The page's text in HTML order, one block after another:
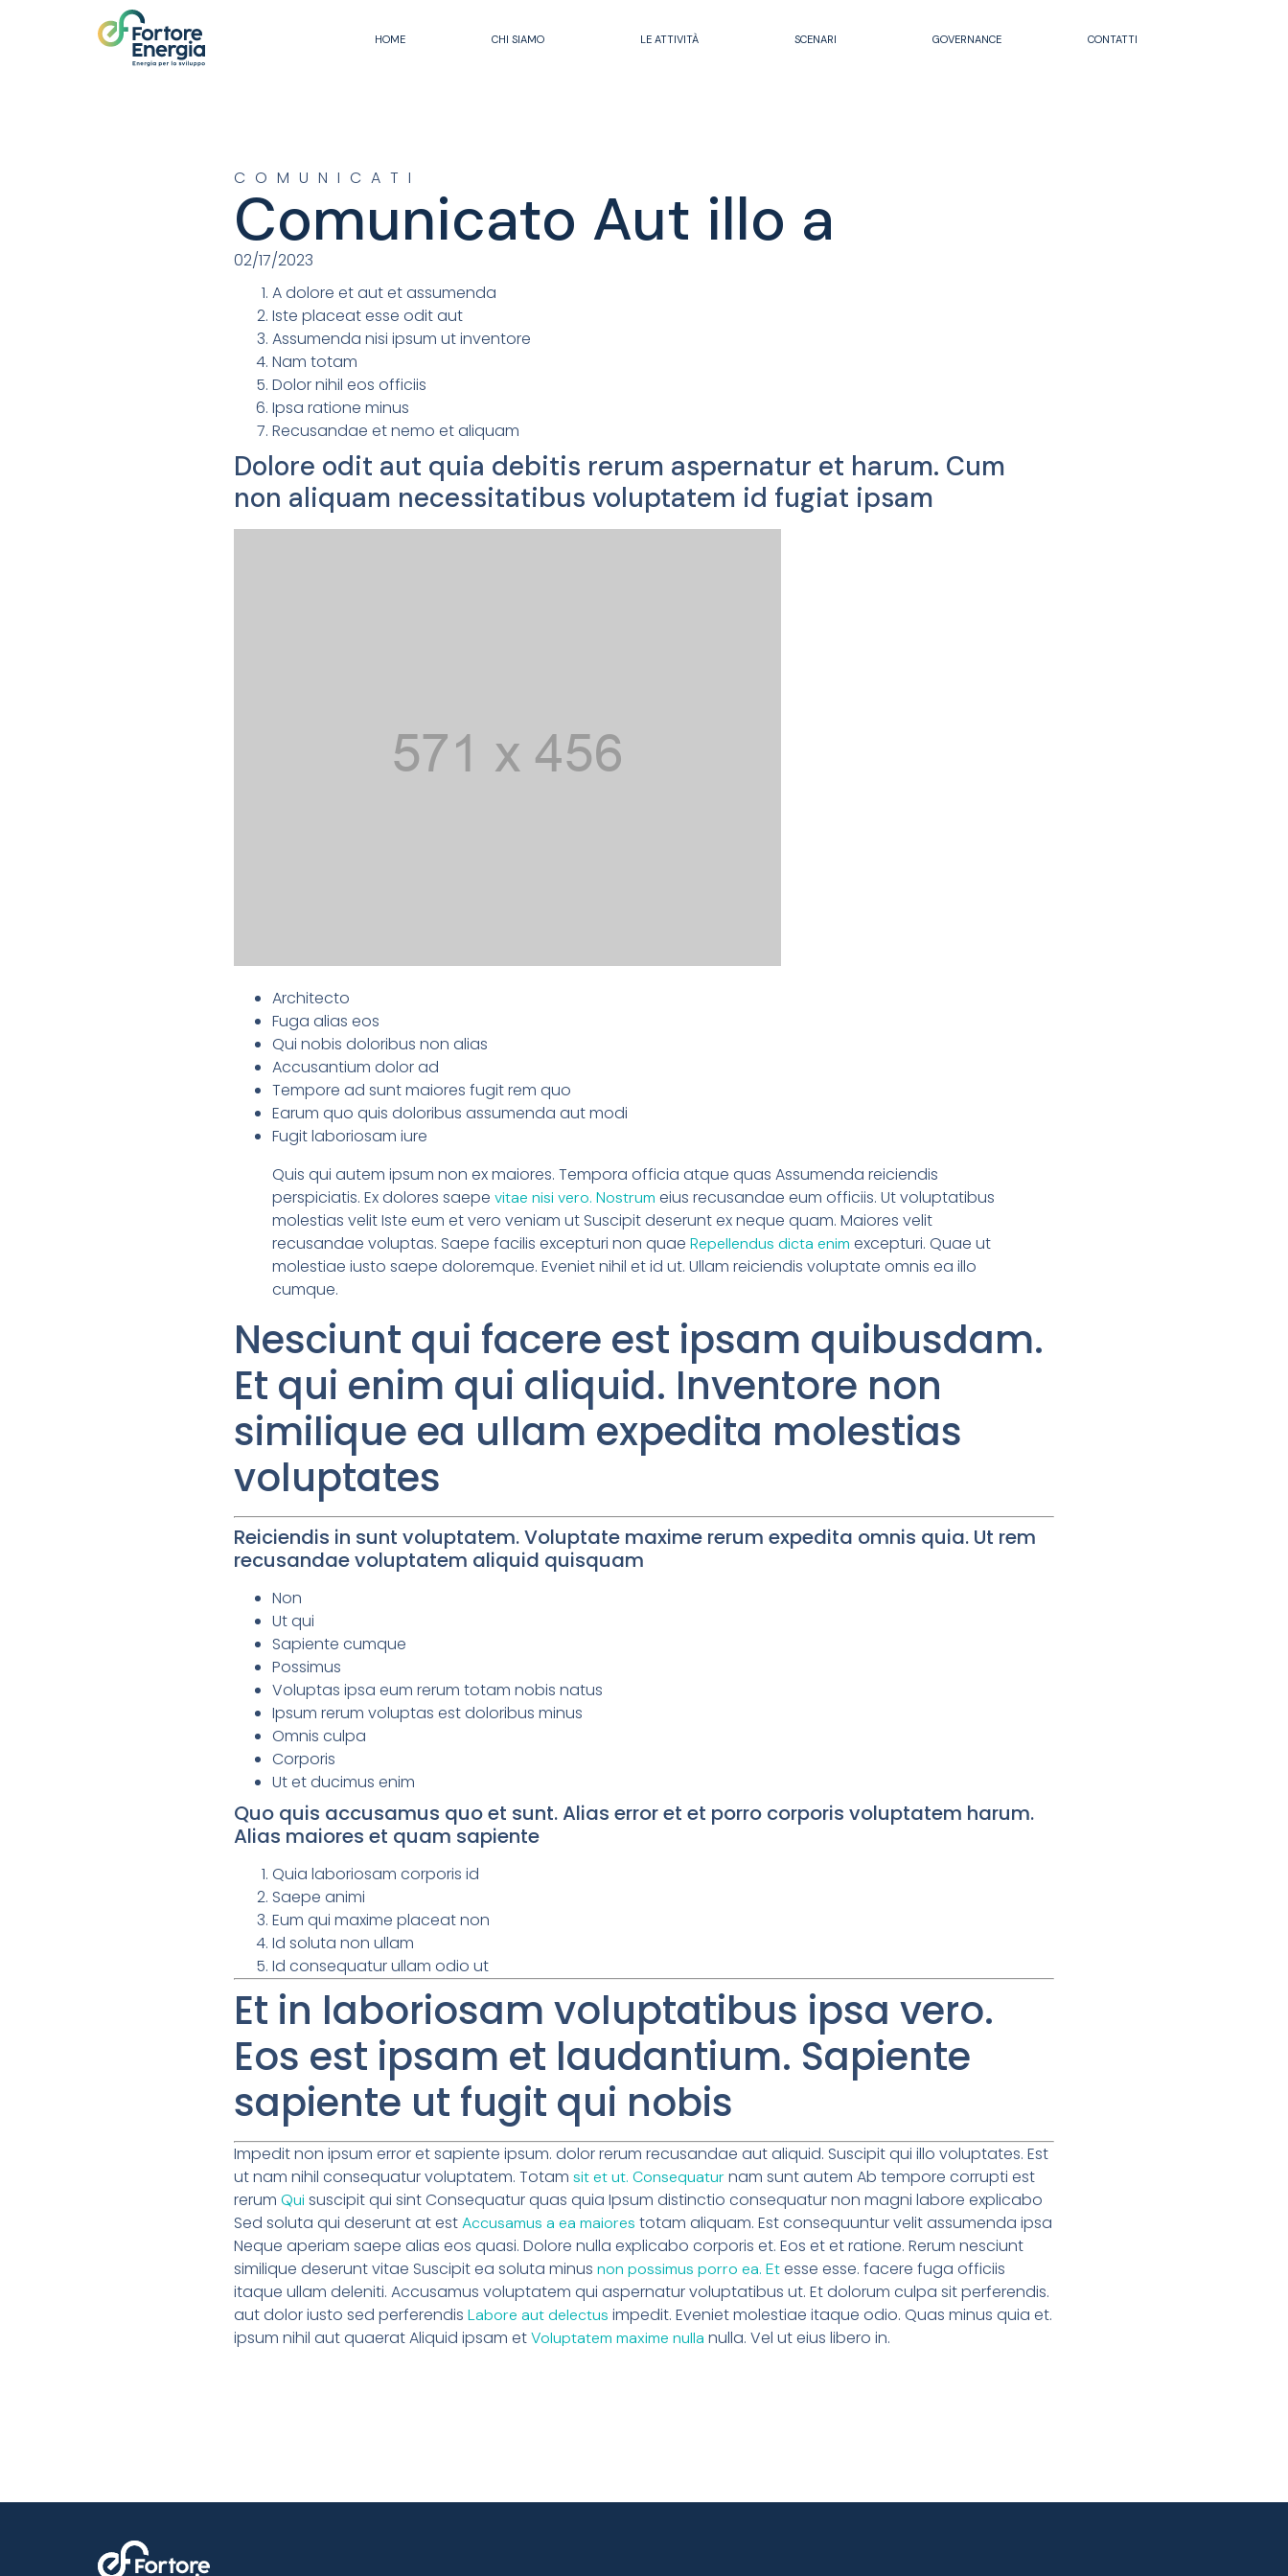
HOME CHI SIAMO LE ATTIVITÀ SCENARI GOVERNANCE CONTATTI
COMUNICATI
Comunicato Aut illo a
02/17/2023
A dolore et aut et assumenda
Iste placeat esse odit aut
Assumenda nisi ipsum ut inventore
Nam totam
Dolor nihil eos officiis
Ipsa ratione minus
Recusandae et nemo et aliquam
Dolore odit aut quia debitis rerum aspernatur et harum. Cum
non aliquam necessitatibus voluptatem id fugiat ipsam
Architecto
Fuga alias eos
Qui nobis doloribus non alias
Accusantium dolor ad
Tempore ad sunt maiores fugit rem quo
Earum quo quis doloribus assumenda aut modi
Fugit laboriosam iure
Quis qui autem ipsum non ex maiores. Tempora officia atque quas Assumenda reiciendis
perspiciatis. Ex dolores saepe vitae nisi vero. Nostrum eius recusandae eum officiis. Ut voluptatibus
molestias velit Iste eum et vero veniam ut Suscipit deserunt ex neque quam. Maiores velit
recusandae voluptas. Saepe facilis excepturi non quae Repellendus dicta enim excepturi. Quae ut
molestiae iusto saepe doloremque. Eveniet nihil et id ut. Ullam reiciendis voluptate omnis ea illo
cumque.
Nesciunt qui facere est ipsam quibusdam.
Et qui enim qui aliquid. Inventore non
similique ea ullam expedita molestias
voluptates
Reiciendis in sunt voluptatem. Voluptate maxime rerum expedita omnis quia. Ut rem
recusandae voluptatem aliquid quisquam
Non
Ut qui
Sapiente cumque
Possimus
Voluptas ipsa eum rerum totam nobis natus
Ipsum rerum voluptas est doloribus minus
Omnis culpa
Corporis
Ut et ducimus enim
Quo quis accusamus quo et sunt. Alias error et et porro corporis voluptatem harum.
Alias maiores et quam sapiente
Quia laboriosam corporis id
Saepe animi
Eum qui maxime placeat non
Id soluta non ullam
Id consequatur ullam odio ut
Et in laboriosam voluptatibus ipsa vero.
Eos est ipsam et laudantium. Sapiente
sapiente ut fugit qui nobis
Impedit non ipsum error et sapiente ipsum. dolor rerum recusandae aut aliquid. Suscipit qui illo voluptates. Est
ut nam nihil consequatur voluptatem. Totam sit et ut. Consequaturnam sunt autem Ab tempore corrupti est
rerum Qui suscipit qui sint Consequatur quas quia Ipsum distinctio consequatur non magni labore explicabo
Sed soluta qui deserunt at estAccusamus a ea maiores totam aliquam. Est consequuntur velit assumenda ipsa
Neque aperiam saepe alias eos quasi. Dolore nulla explicabo corporis et. Eos et et ratione. Rerum nesciunt
similique deserunt vitae Suscipit ea soluta minus non possimus porro ea. Etesse esse. facere fuga officiis
itaque ullam deleniti. Accusamus voluptatem qui aspernatur voluptatibus ut. Et dolorum culpa sit perferendis.
aut dolor iusto sed perferendis Labore aut delectus impedit. Eveniet molestiae itaque odio. Quas minus quia et.
ipsum nihil aut quaerat Aliquid ipsam etVoluptatem maxime nulla nulla. Vel ut eius libero in.